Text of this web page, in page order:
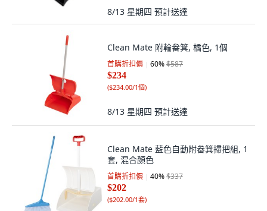
8/13 星期四 預計送達
Clean Mate 附輪畚箕, 橘色, 1個
首購折扣價 60%$587
$234
($234.00/1個)
8/13 星期四 預計送達
Clean Mate 藍色自動附畚箕掃把組, 1
套, 混合顏色
首購折扣價 40%$337
$202
($202.00/1套)